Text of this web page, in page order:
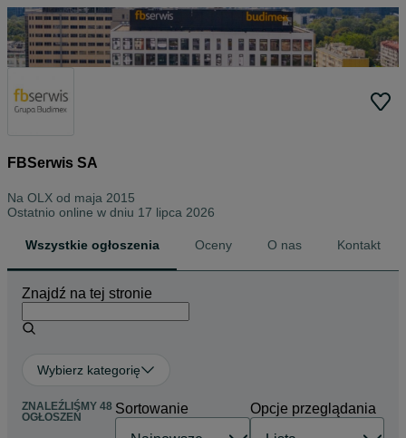
FBSerwis SA
Na OLX od maja 2015
Ostatnio online w dniu 17 lipca 2026
Wszystkie ogłoszenia Oceny O nas Kontakt
Znajdź na tej stronie
Wybierz kategorię
ZNALEŹLIŚMY 48
OGŁOSZEŃ
Sortowanie Opcje przeglądania